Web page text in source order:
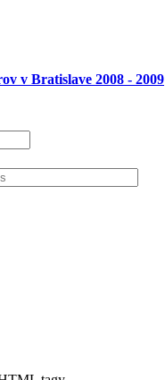
v Bratislave 2008 - 2009